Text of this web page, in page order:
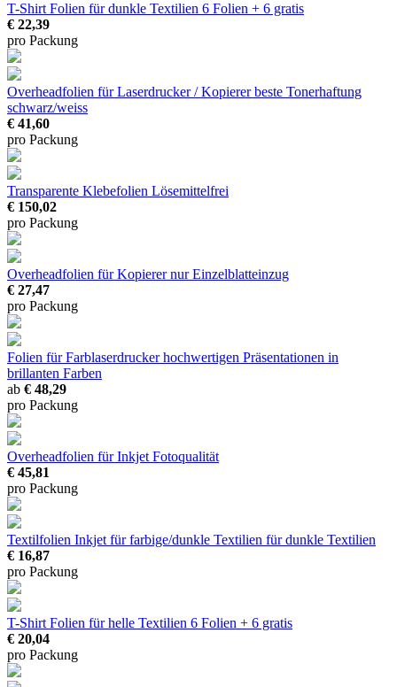
T-Shirt Folien für dunkle Textilien 6 Folien + 6 gratis
€ 22,39
pro Packung
Overheadfolien für Laserdrucker / Kopiererbeste Tonerhaftung
schwarz/weiss
€ 41,60
pro Packung
Transparente Klebefolien Lösemittelfrei
€ 150,02
pro Packung
Overheadfolien für Kopierernur Einzelblatteinzug
€ 27,47
pro Packung
Folien für Farblaserdruckerhochwertigen Präsentationen in
brillanten Farben
ab € 48,29
pro Packung
Overheadfolien für Inkjet Fotoqualität
€ 45,81
pro Packung
Textilfolien Inkjet für farbige/dunkle Textilien für dunkle Textilien
€ 16,87
pro Packung
T-Shirt Folien für helle Textilien 6 Folien + 6 gratis
€ 20,04
pro Packung